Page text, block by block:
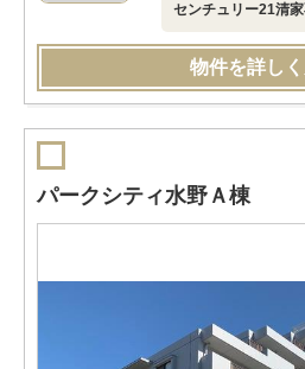
センチュリー21清
物件を詳し
パークシティ水野Ａ棟